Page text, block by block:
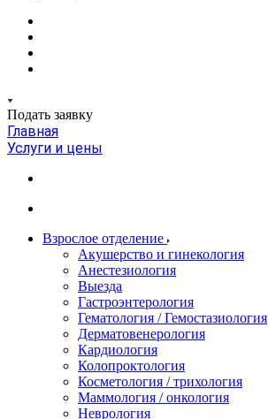
Подать заявку
Главная
Услуги и цены
Взрослое отделение
Акушерство и гинекология
Анестезиология
Выезда
Гастроэнтерология
Гематология / Гемостазиология
Дерматовенерология
Кардиология
Колопроктология
Косметология / трихология
Маммология / онкология
Неврология